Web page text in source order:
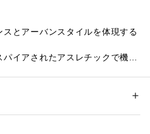
とアーバンスタイルを体現する
イアされたアスレチックで機能